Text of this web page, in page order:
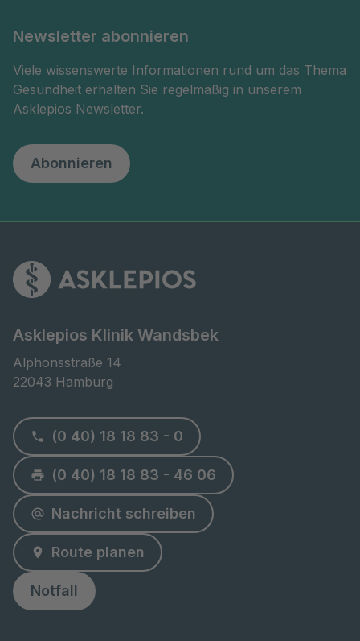
Newsletter abonnieren
Viele wissenswerte Informationen rund um das Thema
Gesundheit erhalten Sie regelmäßig in unserem
Asklepios Newsletter.
Abonnieren
Asklepios Klinik Wandsbek
Alphonsstraße 14
22043 Hamburg
(0 40) 18 18 83 - 0
(0 40) 18 18 83 - 46 06
Nachricht schreiben
Route planen
Notfall